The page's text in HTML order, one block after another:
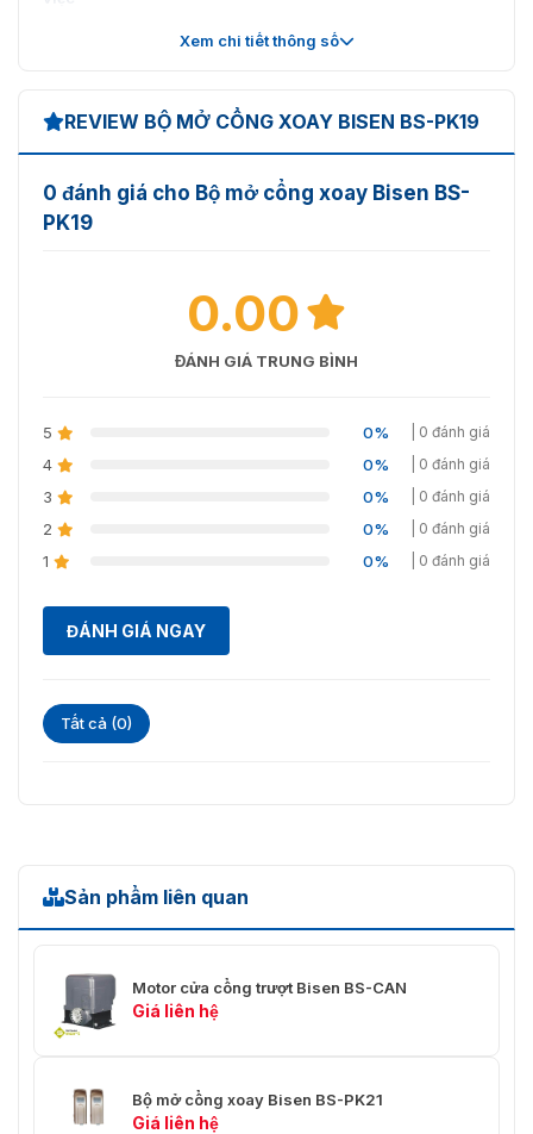
IP54
Xem chi tiết thông số
REVIEW BỘ MỞ CỔNG XOAY BISEN BS-PK19
0 đánh giá cho Bộ mở cổng xoay Bisen BS-
PK19
0.00
ĐÁNH GIÁ TRUNG BÌNH
5 0% | 0 đánh giá
4 0% | 0 đánh giá
3 0% | 0 đánh giá
2 0% | 0 đánh giá
1 0% | 0 đánh giá
ĐÁNH GIÁ NGAY
Tất cả (0)
Sản phẩm liên quan
Motor cửa cổng trượt Bisen BS-CAN
Giá liên hệ
Bộ mở cổng xoay Bisen BS-PK21
Giá liên hệ